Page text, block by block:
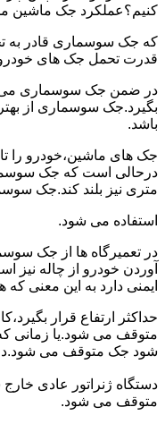
کنیم؟عملکرد جک ماشین
که جک سوسماری قادر به
قدرت تحمل جک های
در ضمن جک سوسماری می
باشد.
جک های ماشین،خودرو را
متری نیز بلند کند.جک
استفاده می شود.
در تعمیرگاه ها از جک
آوردن خودرو از چاله
ایمنی دارد به این معنی
حداکثر ارتفاع قرار
متوقف می شود.یا زمانی
شود جک متوقف می
دستگاه ژنراتور عادی
متوقف می شود.